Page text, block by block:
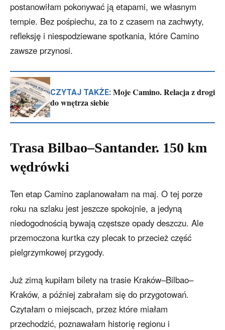
postanowiłam pokonywać ją etapami, we własnym
tempie. Bez pośpiechu, za to z czasem na zachwyty,
refleksję i niespodziewane spotkania, które Camino
zawsze przynosi.
CZYTAJ TAKŻE: Moje Camino. Relacja z drogi
do wnętrza siebie
Trasa Bilbao–Santander. 150 km
wędrówki
Ten etap Camino zaplanowałam na maj. O tej porze
roku na szlaku jest jeszcze spokojnie, a jedyną
niedogodnością bywają częstsze opady deszczu. Ale
przemoczona kurtka czy plecak to przecież część
pielgrzymkowej przygody.
Już zimą kupiłam bilety na trasie Kraków–Bilbao–
Kraków, a później zabrałam się do przygotowań.
Czytałam o miejscach, przez które miałam
przechodzić, poznawałam historię regionu i